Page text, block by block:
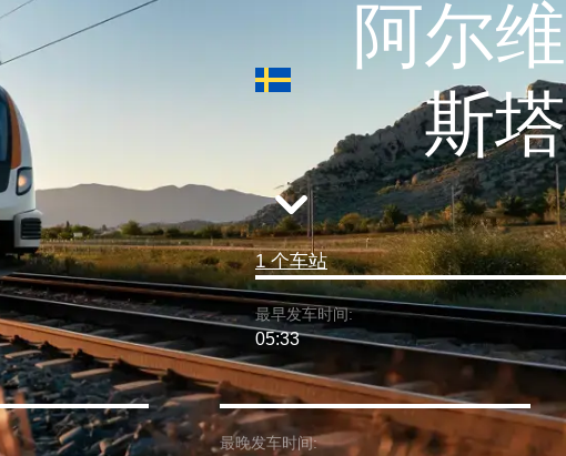
阿尔维
斯塔
1 个车站
最早发车时间:
05:33
最晚发车时间: